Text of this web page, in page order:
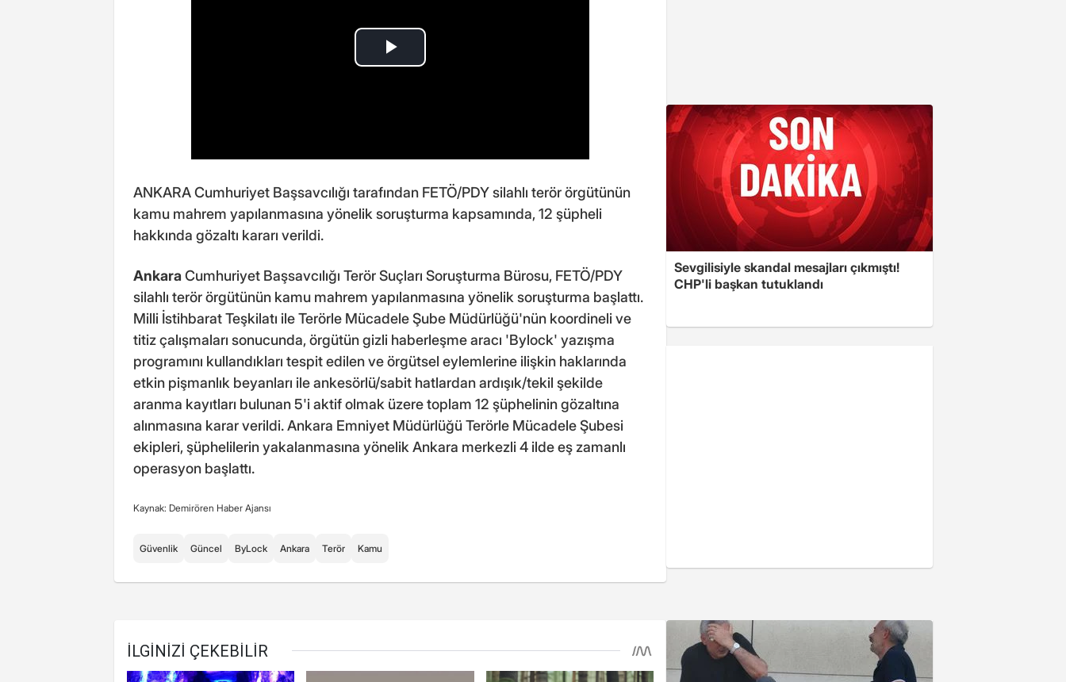
ANKARA Cumhuriyet Başsavcılığı tarafından FETÖ/PDY silahlı terör örgütünün
kamu mahrem yapılanmasına yönelik soruşturma kapsamında, 12 şüpheli
hakkında gözaltı kararı verildi.
Ankara Cumhuriyet Başsavcılığı Terör Suçları Soruşturma Bürosu, FETÖ/PDY
silahlı terör örgütünün kamu mahrem yapılanmasına yönelik soruşturma başlattı.
Milli İstihbarat Teşkilatı ile Terörle Mücadele Şube Müdürlüğü'nün koordineli ve
titiz çalışmaları sonucunda, örgütün gizli haberleşme aracı 'Bylock' yazışma
programını kullandıkları tespit edilen ve örgütsel eylemlerine ilişkin haklarında
etkin pişmanlık beyanları ile ankesörlü/sabit hatlardan ardışık/tekil şekilde
aranma kayıtları bulunan 5'i aktif olmak üzere toplam 12 şüphelinin gözaltına
alınmasına karar verildi. Ankara Emniyet Müdürlüğü Terörle Mücadele Şubesi
ekipleri, şüphelilerin yakalanmasına yönelik Ankara merkezli 4 ilde eş zamanlı
operasyon başlattı.
Kaynak: Demirören Haber Ajansı
Güvenlik Güncel ByLock Ankara Terör Kamu
Sevgilisiyle skandal mesajları çıkmıştı!
CHP'li başkan tutuklandı